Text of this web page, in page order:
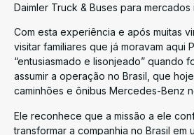
Daimler Truck & Buses para mercados
Com esta experiência e após muitas
visitar familiares que já moravam aqui
“entusiasmado e lisonjeado” quando
assumir a operação no Brasil, que
caminhões e ônibus Mercedes-Benz
Ele reconhece que a missão a ele
transformar a companhia no Brasil em